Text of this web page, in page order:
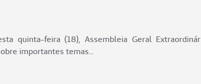
quinta-feira (18), Assembleia Geral
importantes temas...